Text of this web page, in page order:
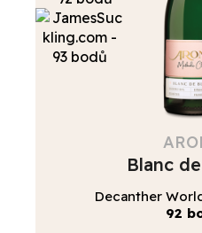
Blanc
Decanther
92